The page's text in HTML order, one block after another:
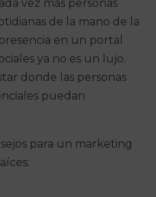
vez más personas
de la mano de la
en un portal
ya no es un lujo.
donde las personas
puedan
para un marketing